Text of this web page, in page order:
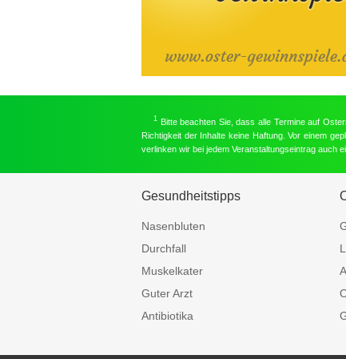
1 Bitte beachten Sie, dass alle Termine auf
Richtigkeit der Inhalte keine Haftung. Vor einem
verlinken wir bei jedem Veranstaltungseintrag auch
Gesundheitstipps
Nasenbluten
Durchfall
Muskelkater
Guter Arzt
Antibiotika